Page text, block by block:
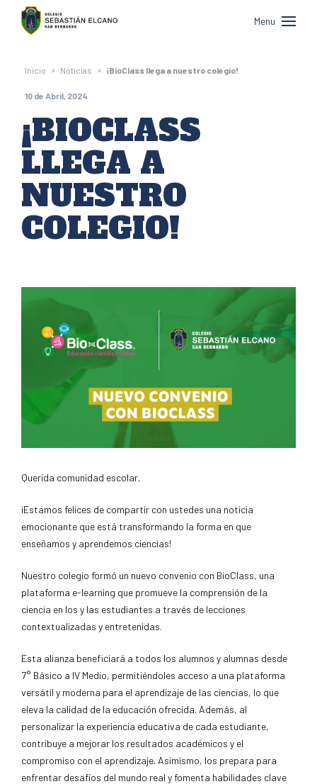
Colegio
Sebastián
Elcano
de
San
Bernardo
Menu
Inicio » Noticias » ¡BioClass llega a nuestro colegio!
10 de Abril, 2024
¡BIOCLASS
LLEGA A
NUESTRO
COLEGIO!
Querida comunidad escolar,
¡Estamos felices de compartir con ustedes una noticia
emocionante que está transformando la forma en que
enseñamos y aprendemos ciencias!
Nuestro colegio formó un nuevo convenio con BioClass, una
plataforma e-learning que promueve la comprensión de la
ciencia en los y las estudiantes a través de lecciones
contextualizadas y entretenidas.
Esta alianza beneficiará a todos los alumnos y alumnas desde
7° Básico a IV Medio, permitiéndoles acceso a una plataforma
versátil y moderna para el aprendizaje de las ciencias, lo que
eleva la calidad de la educación ofrecida. Además, al
personalizar la experiencia educativa de cada estudiante,
contribuye a mejorar los resultados académicos y el
compromiso con el aprendizaje. Asimismo, los prepara para
enfrentar desafíos del mundo real y fomenta habilidades clave